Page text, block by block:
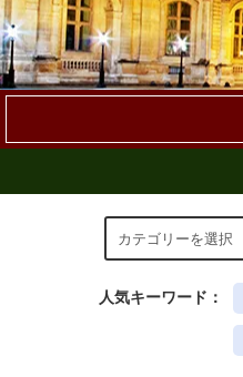
人気キーワード：